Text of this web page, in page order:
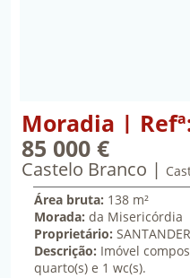
Propriedade Moradia
Moradia |
85 000 €
oitenta e cinco mil
Castelo Branco
Área bruta: 138 m²
Morada: da Misericórdia
Proprietário: SANTANDER
Descrição: Imóvel
quarto(s) e 1 wc(s).